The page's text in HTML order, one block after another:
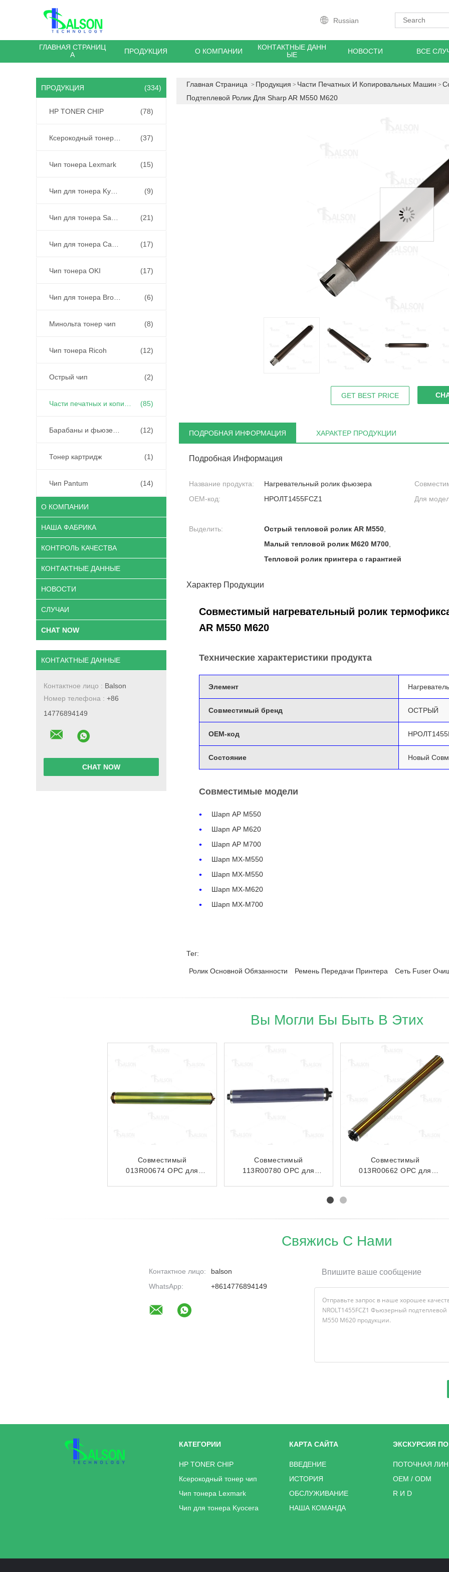
Russian
ГЛАВНАЯ СТРАНИЦ
А
ПРОДУКЦИЯ О КОМПАНИИ
КОНТАКТНЫЕ ДАНН
ЫЕ
НОВОСТИ ВСЕ
ПРОДУКЦИЯ (334)
HP TONER CHIP (78)
(37)
Чип тонера Lexmark (15)
(9)
(21)
(17)
Чип тонера OKI (17)
(6)
Минольта тонер чип (8)
Чип тонера Ricoh (12)
Острый чип (2)
(85)
(12)
Тонер картридж (1)
Чип Pantum (14)
О КОМПАНИИ
НАША ФАБРИКА
КОНТРОЛЬ КАЧЕСТВА
КОНТАКТНЫЕ ДАННЫЕ
НОВОСТИ
СЛУЧАИ
CHAT NOW
КОНТАКТНЫЕ ДАННЫЕ
Контактное лицо : Balson
Номер телефона : +86
14776894149
CHAT NOW
Главная Страница Продукция Части Печатных И Копировальных Машин
Подтеплевой Ролик Для Sharp AR M550 M620
GET BEST PRICE
ПОДРОБНАЯ ИНФОРМАЦИЯ ХАРАКТЕР ПРОДУКЦИИ
Подробная Информация
Название продукта: Нагревательный ролик фьюзера
OEM-код:
НРОЛТ1455FCZ1 Для
Выделить: Острый тепловой ролик AR M550
Малый тепловой ролик M620 M700
Тепловой ролик принтера с гарантией
Характер Продукции
Совместимый нагревательный ролик
AR M550 M620
Технические характеристики продукта
Элемент
Совместимый бренд ОСТРЫЙ
OEM-код
Состояние Новый
Совместимые модели
Шарп АР М550
Шарп АР М620
Шарп АР М700
Шарп MX-M550
Шарп MX-M550
Шарп MX-M620
Шарп MX-M700
Тег:
Ролик Основной Обязанности Ремень Передачи Принтера Сеть Fuser
Вы Могли Бы Быть В Этих
Совместимый тонер
101R00432 5016 5020
1810209/1840546/1946919
Дуплексный блок и
Совместимый
NROLT1850FCZ1
Свяжись С Нами
Контактное лицо:
balson
WhatsApp:
+8614776894149
Впишите ваше сообщение
КАТЕГОРИИ
HP TONER CHIP
Ксерокодный тонер чип
Чип тонера Lexmark
Чип для тонера Kyocera
КАРТА САЙТА
ВВЕДЕНИЕ
ИСТОРИЯ
ОБСЛУЖИВАНИЕ
НАША КОМАНДА
ЭКСКУРСИЯ
ПОТОЧНАЯ
OEM / ODM
R И D